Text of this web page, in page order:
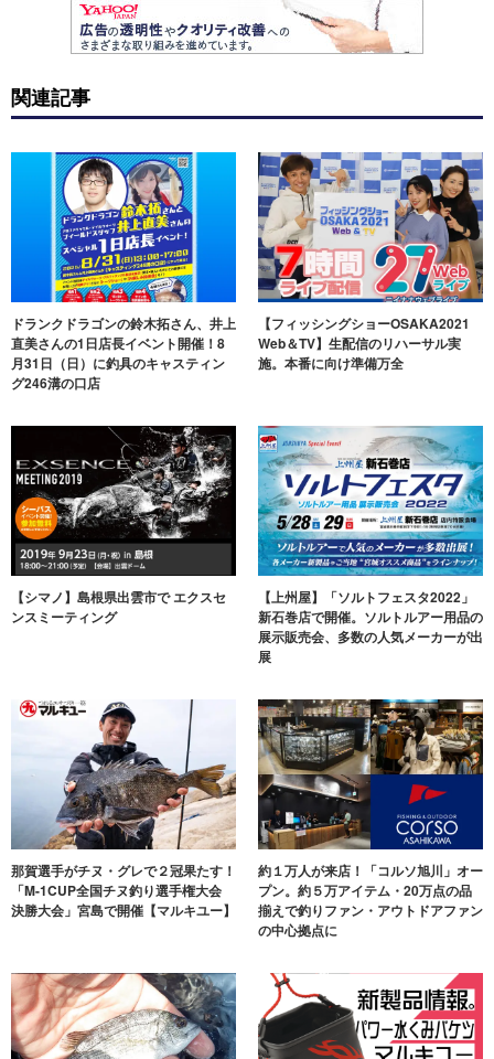
関連記事
ドランクドラゴンの鈴木拓さん、井上
直美さんの1日店長イベント開催！8
月31日（日）に釣具のキャスティン
グ246溝の口店
【フィッシングショーOSAKA2021
Web＆TV】生配信のリハーサル実
施。本番に向け準備万全
【シマノ】島根県出雲市で エクスセ
ンスミーティング
【上州屋】「ソルトフェスタ2022」
新石巻店で開催。ソルトルアー用品の
展示販売会、多数の人気メーカーが出
展
那賀選手がチヌ・グレで２冠果たす！
「M-1CUP全国チヌ釣り選手権大会
決勝大会」宮島で開催【マルキユー】
約１万人が来店！「コルソ旭川」オー
プン。約５万アイテム・20万点の品
揃えで釣りファン・アウトドアファン
の中心拠点に